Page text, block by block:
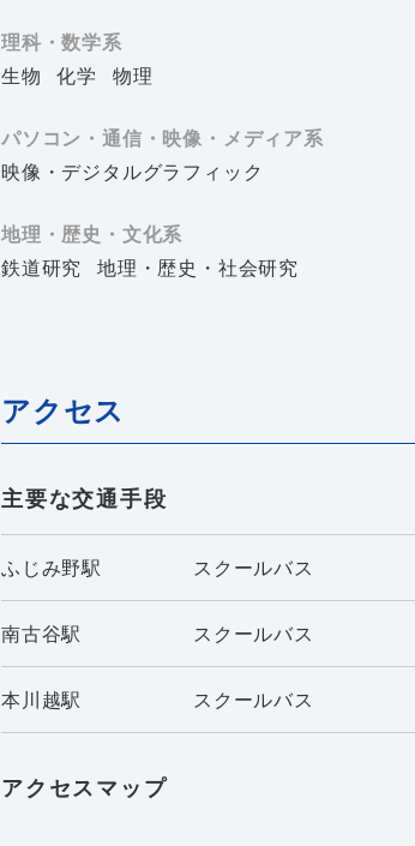
理科・数学系
生物
化学 物理
パソコン・通信・映像・メディア系
映像・デジタルグラフィック
地理・歴史・文化系
鉄道研究
地理・歴史・社会研究
アクセス
主要な交通手段
ふじみ野駅 スクールバス
南古谷駅 スクールバス
本川越駅 スクールバス
アクセスマップ